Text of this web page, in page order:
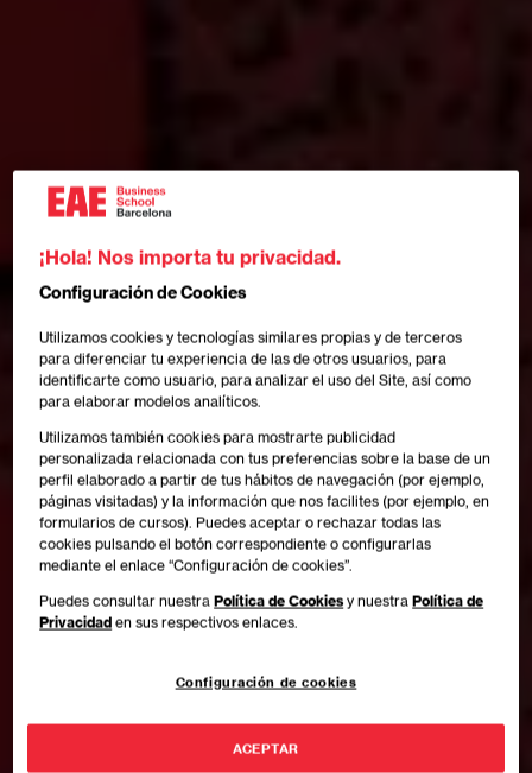
¡Hola! Nos importa tu privacidad.
Configuración de Cookies
Utilizamos cookies y tecnologías similares propias y de terceros
para diferenciar tu experiencia de las de otros usuarios, para
identificarte como usuario, para analizar el uso del Site, así como
para elaborar modelos analíticos.
Utilizamos también cookies para mostrarte publicidad
personalizada relacionada con tus preferencias sobre la base de un
perfil elaborado a partir de tus hábitos de navegación (por ejemplo,
páginas visitadas) y la información que nos facilites (por ejemplo, en
formularios de cursos). Puedes aceptar o rechazar todas las
cookies pulsando el botón correspondiente o configurarlas
mediante el enlace “Configuración de cookies”.
Puedes consultar nuestraPolítica de Cookies y nuestraPolítica de
Privacidad en sus respectivos enlaces.
Configuración de cookies
ACEPTAR